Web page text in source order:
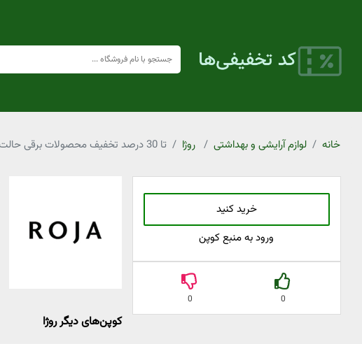
خانه لوازم آرایشی و بهداشتی روژا تا 30 درصد تخفیف محصولات برقی حالت دهنده مو روژا
خرید کنید
ورود به منبع کوپن
0
0
کوپن‌های دیگر روژا